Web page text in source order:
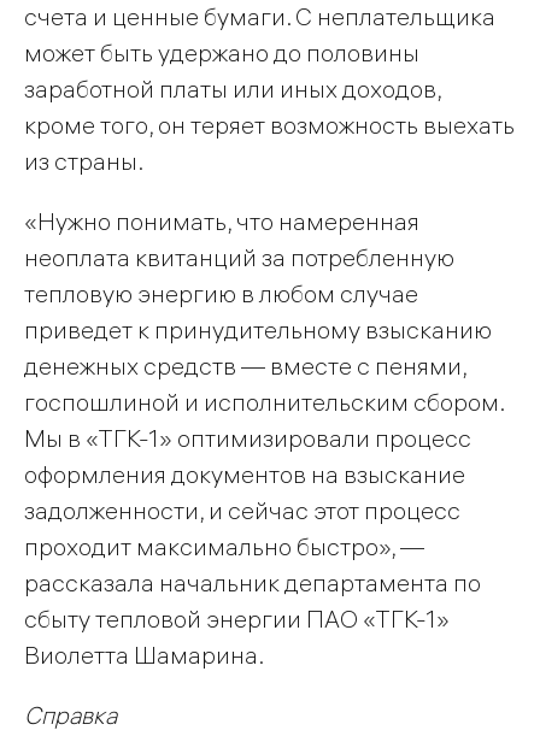
счета и ценные бумаги. С неплательщика
может быть удержано до половины
заработной платы или иных доходов,
кроме того, он теряет возможность выехать
из страны.
«Нужно понимать, что намеренная
неоплата квитанций за потребленную
тепловую энергию в любом случае
приведет к принудительному взысканию
денежных средств — вместе с пенями,
госпошлиной и исполнительским сбором.
Мы в «ТГК-1» оптимизировали процесс
оформления документов на взыскание
задолженности, и сейчас этот процесс
проходит максимально быстро», —
рассказала начальник департамента по
сбыту тепловой энергии ПАО «ТГК-1»
Виолетта Шамарина.
Справка